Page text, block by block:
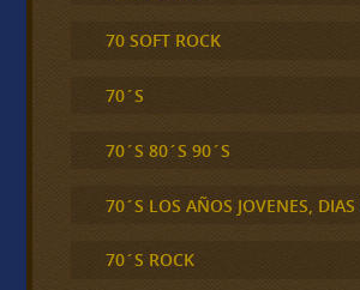
70 SOFT ROCK
70´S
70´S 80´S 90´S
70´S LOS AÑOS JOVENES, DIAS
70´S ROCK